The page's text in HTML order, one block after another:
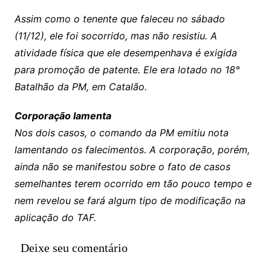
Assim como o tenente que faleceu no sábado
(11/12), ele foi socorrido, mas não resistiu. A
atividade física que ele desempenhava é exigida
para promoção de patente. Ele era lotado no 18°
Batalhão da PM, em Catalão.
Corporação lamenta
Nos dois casos, o comando da PM emitiu nota
lamentando os falecimentos. A corporação, porém,
ainda não se manifestou sobre o fato de casos
semelhantes terem ocorrido em tão pouco tempo e
nem revelou se fará algum tipo de modificação na
aplicação do TAF.
Deixe seu comentário